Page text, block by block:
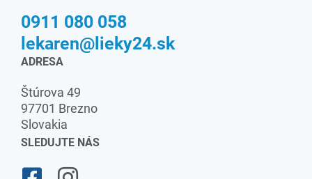
0911 080 058
lekaren@lieky24.sk
ADRESA
Štúrova 49
97701 Brezno
Slovakia
SLEDUJTE NÁS